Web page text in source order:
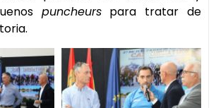
puncheurspara tratar de